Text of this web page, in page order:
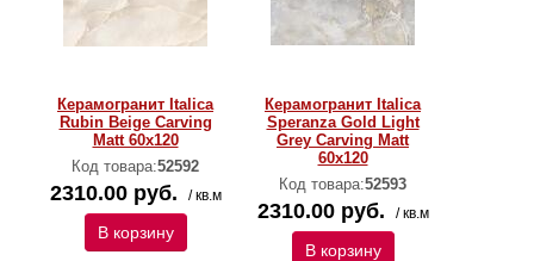
Керамогранит Italica
Rubin Beige Carving
Matt 60x120
Код товара:52592
2310.00 руб. / кв.м
В корзину
Керамогранит Italica
Speranza Gold Light
Grey Carving Matt
60x120
Код товара:52593
2310.00 руб. / кв.м
В корзину